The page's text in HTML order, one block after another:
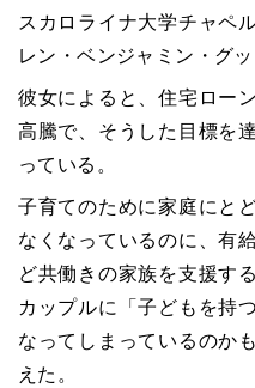
スカロライナ大学チャペ
レン・ベンジャミン・グ
彼女によると、住宅ロー
高騰で、そうした目標を
っている。
子育てのために家庭にと
なくなっているのに、有
ど共働きの家族を支援す
カップルに「子どもを持
なってしまっているのか
えた。